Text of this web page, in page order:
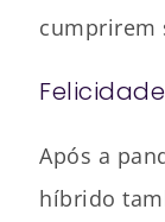
cumprirem
Após a
híbrido